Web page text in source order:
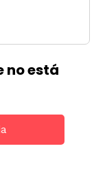
no está